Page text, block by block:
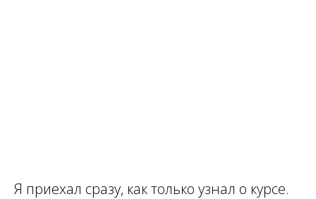
Я приехал сразу, как только узнал о курсе.